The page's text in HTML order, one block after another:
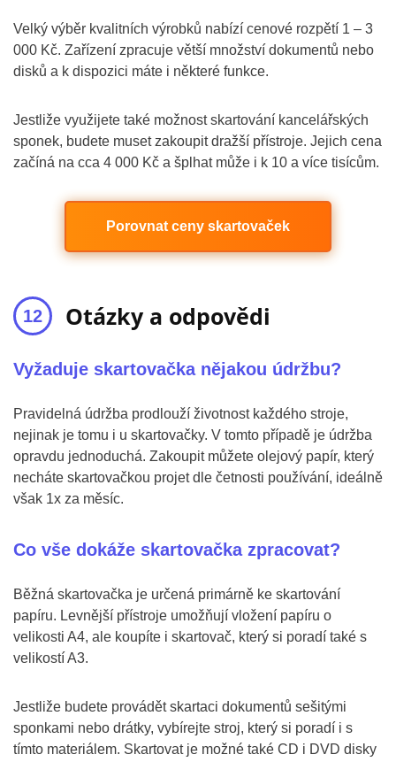
Velký výběr kvalitních výrobků nabízí cenové rozpětí 1 – 3
000 Kč. Zařízení zpracuje větší množství dokumentů nebo
disků a k dispozici máte i některé funkce.
Jestliže využijete také možnost skartování kancelářských
sponek, budete muset zakoupit dražší přístroje. Jejich cena
začíná na cca 4 000 Kč a šplhat může i k 10 a více tisícům.
Porovnat ceny skartovaček
Otázky a odpovědi
Vyžaduje skartovačka nějakou údržbu?
Pravidelná údržba prodlouží životnost každého stroje,
nejinak je tomu i u skartovačky. V tomto případě je údržba
opravdu jednoduchá. Zakoupit můžete olejový papír, který
necháte skartovačkou projet dle četnosti používání, ideálně
však 1x za měsíc.
Co vše dokáže skartovačka zpracovat?
Běžná skartovačka je určená primárně ke skartování
papíru. Levnější přístroje umožňují vložení papíru o
velikosti A4, ale koupíte i skartovač, který si poradí také s
velikostí A3.
Jestliže budete provádět skartaci dokumentů sešitými
sponkami nebo drátky, vybírejte stroj, který si poradí i s
tímto materiálem. Skartovat je možné také CD i DVD disky